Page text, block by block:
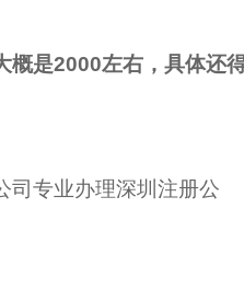
概是2000左右，具体还
司专业办理深圳注册公